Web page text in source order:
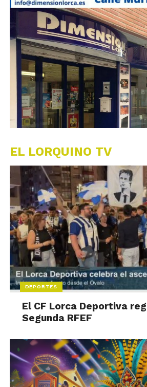
EL LORQUINO TV
DEPORTES
El CF Lorca Deportiva
Segunda RFEF